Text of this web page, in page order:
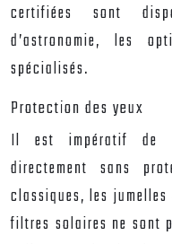
certifiées sont
d’astronomie, les
spécialisés.
Protection des yeux
Il est impératif de
directement sans
classiques, les
filtres solaires ne sont